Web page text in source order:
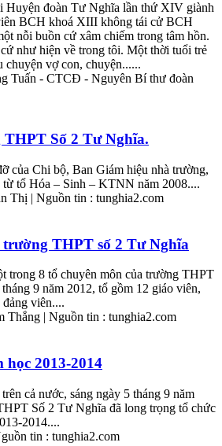
Huyện đoàn Tư Nghĩa lần thứ XIV giành
BCH khoá XIII không tái cử BCH
nỗi buồn cứ xâm chiếm trong tâm hồn.
như hiện về trong tôi. Một thời tuổi trẻ
chuyện vợ con, chuyện......
Tuấn - CTCĐ - Nguyên Bí thư đoàn
Số 2 Tư Nghĩa.
của Chi bộ, Ban Giám hiệu nhà trường,
tổ Hóa – Sinh – KTNN năm 2008....
Thị | Nguồn tin : tunghia2.com
THPT số 2 Tư Nghĩa
trong 8 tổ chuyên môn của trường THPT
9 năm 2012, tổ gồm 12 giáo viên,
viên....
Thắng | Nguồn tin : tunghia2.com
2013-2014
cả nước, sáng ngày 5 tháng 9 năm
Số 2 Tư Nghĩa đã long trọng tổ chức
2014....
tin : tunghia2.com